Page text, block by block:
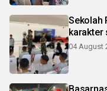
Sekolah
karakter
04 August